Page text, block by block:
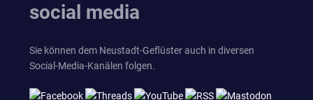
social media
Sie können dem Neustadt-Geflüster auch in diversen
Social-Media-Kanälen folgen.